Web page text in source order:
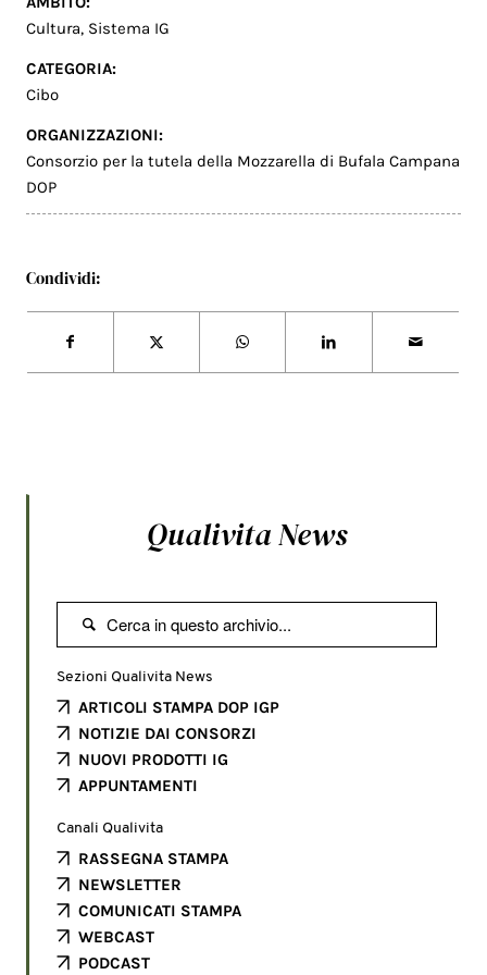
Cultura, Sistema IG
CATEGORIA:
Cibo
ORGANIZZAZIONI:
Consorzio per la tutela della Mozzarella di Bufala Campana
DOP
Condividi:
Qualivita News

Sezioni Qualivita News
ARTICOLI STAMPA DOP IGP
NOTIZIE DAI CONSORZI
NUOVI PRODOTTI IG
APPUNTAMENTI
Canali Qualivita
RASSEGNA STAMPA
NEWSLETTER
COMUNICATI STAMPA
WEBCAST
PODCAST